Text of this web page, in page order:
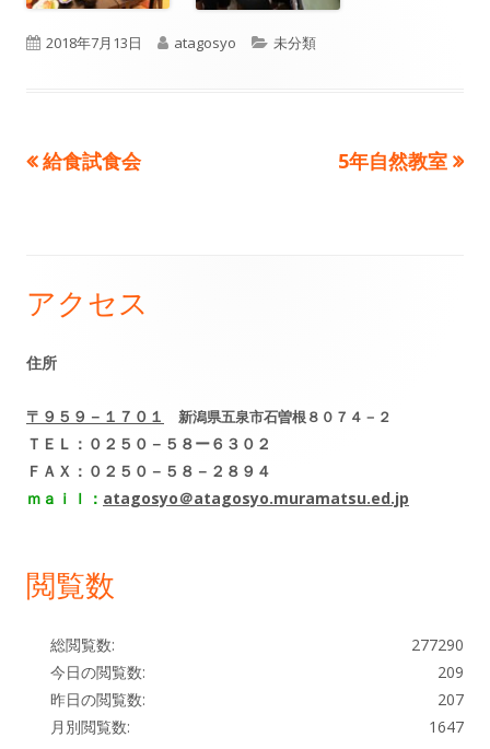
公
2018年7月13日
作
atagosyo
カ
未分類
投
ビ
ゲ
ー
シ
ョ
前
給食試食会
次
5年自然教室
メ
イ
サ
イ
バ
ー
アクセス
住所
〒９５９－１７０１ 新潟県五泉市石曽根８０７４－２
ＴＥＬ：０２５０－５８ー６３０２
ＦＡＸ：０２５０－５８－２８９４
ｍａｉｌ： atagosyo＠atagosyo.muramatsu.ed.jp
閲覧数
277290
総閲覧数:
209
今日の閲覧数:
207
昨日の閲覧数:
1647
月別閲覧数: